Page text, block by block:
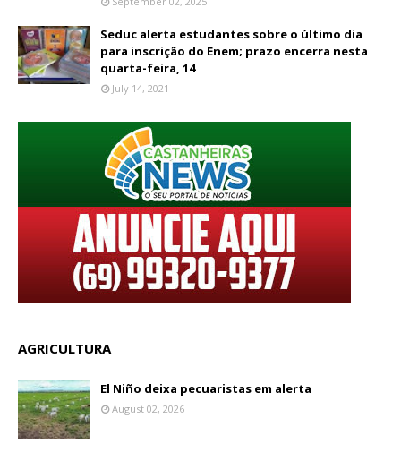
Seduc alerta estudantes sobre o último dia
para inscrição do Enem; prazo encerra nesta
quarta-feira, 14
July 14, 2021
AGRICULTURA
El Niño deixa pecuaristas em alerta
August 02, 2026